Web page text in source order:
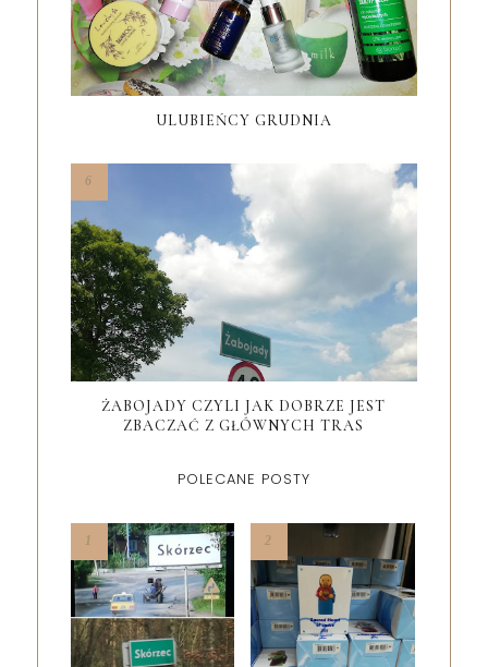
ULUBIEŃCY GRUDNIA
ŻABOJADY CZYLI JAK DOBRZE JEST
ZBACZAĆ Z GŁÓWNYCH TRAS
POLECANE POSTY